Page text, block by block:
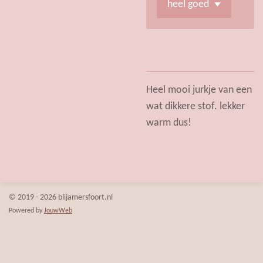
Heel mooi jurkje van een
wat dikkere stof. lekker
warm dus!
© 2019 - 2026 blijamersfoort.nl
Powered by JouwWeb